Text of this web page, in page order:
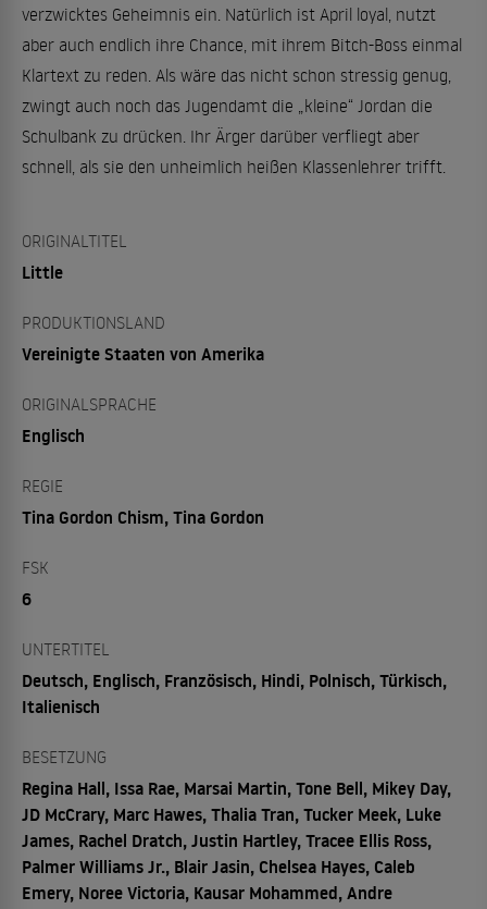
verzwicktes Geheimnis ein. Natürlich ist April loyal, nutzt
aber auch endlich ihre Chance, mit ihrem Bitch-Boss einmal
Klartext zu reden. Als wäre das nicht schon stressig genug,
zwingt auch noch das Jugendamt die „kleine“ Jordan die
Schulbank zu drücken. Ihr Ärger darüber verfliegt aber
schnell, als sie den unheimlich heißen Klassenlehrer trifft.
ORIGINALTITEL
Little
PRODUKTIONSLAND
Vereinigte Staaten von Amerika
ORIGINALSPRACHE
Englisch
REGIE
Tina Gordon Chism, Tina Gordon
FSK
6
UNTERTITEL
Deutsch, Englisch, Französisch, Hindi, Polnisch, Türkisch,
Italienisch
BESETZUNG
Regina Hall, Issa Rae, Marsai Martin, Tone Bell, Mikey Day,
JD McCrary, Marc Hawes, Thalia Tran, Tucker Meek, Luke
James, Rachel Dratch, Justin Hartley, Tracee Ellis Ross,
Palmer Williams Jr., Blair Jasin, Chelsea Hayes, Caleb
Emery, Noree Victoria, Kausar Mohammed, Andre